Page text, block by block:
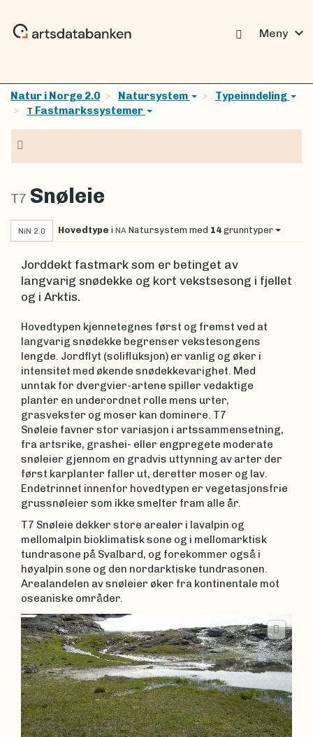
Meny expand_more
Natur i Norge 2.0 Natursystem Typeinndeling
T Fastmarkssystemer
T7 Snøleie
NiN 2.0 Hovedtype i NA Natursystem med 14 grunntyper
Jorddekt fastmark som er betinget av
langvarig snødekke og kort vekstsesong i fjellet
og i Arktis.
Hovedtypen kjennetegnes først og fremst ved at
langvarig snødekke begrenser vekstesongens
lengde. Jordflyt (solifluksjon) er vanlig og øker i
intensitet med økende snødekkevarighet. Med
unntak for dvergvier-artene spiller vedaktige
planter en underordnet rolle mens urter,
grasvekster og moser kan dominere. T7
Snøleie favner stor variasjon i artssammensetning,
fra artsrike, grashei- eller engpregete moderate
snøleier gjennom en gradvis uttynning av arter der
først karplanter faller ut, deretter moser og lav.
Endetrinnet innenfor hovedtypen er vegetasjonsfrie
grussnøleier som ikke smelter fram alle år.
T7 Snøleie dekker store arealer i lavalpin og
mellomalpin bioklimatisk sone og i mellomarktisk
tundrasone på Svalbard, og forekommer også i
høyalpin sone og den nordarktiske tundrasonen.
Arealandelen av snøleier øker fra kontinentale mot
oseaniske områder.